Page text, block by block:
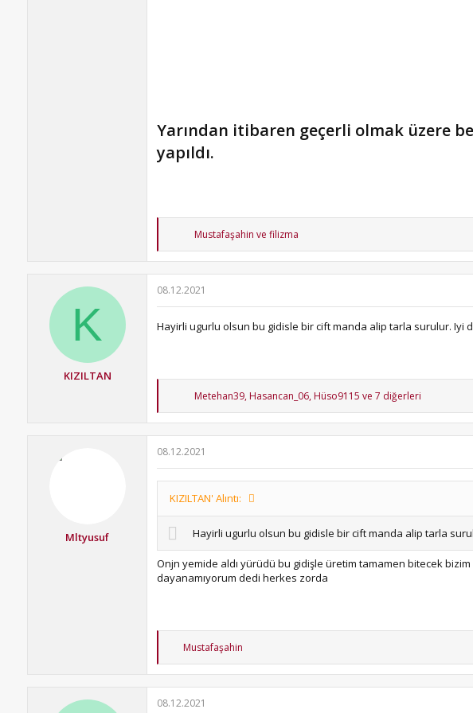
Yarından itibaren geçerli olmak üzere
yapıldı.​
T
p
i
l
e
r
:
Mustafaşahin ve filizma
K
KIZILTAN
08.12.2021
Hayirli ugurlu olsun bu gidisle bir cift manda alip tarla surulur. Iyi
T
p
i
l
e
r
:
Metehan39,Hasancan_06,Hüso9115 ve 7 diğerleri
Mltyusuf
08.12.2021
KIZILTAN' Alıntı:
Hayirli ugurlu olsun bu gidisle bir cift manda alip tarla
Onjn yemide aldı yürüdü bu gidişle üretim tamamen bitecek
dayanamıyorum dedi herkes zorda
T
p
l
Mustafaşahin
08.12.2021